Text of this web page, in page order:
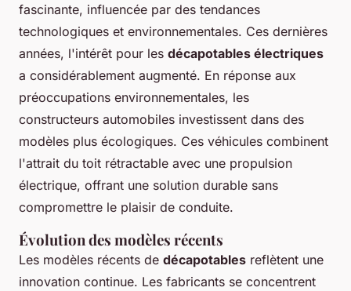
fascinante, influencée par des tendances
technologiques et environnementales. Ces dernières
années, l'intérêt pour les décapotables électriques
a considérablement augmenté. En réponse aux
préoccupations environnementales, les
constructeurs automobiles investissent dans des
modèles plus écologiques. Ces véhicules combinent
l'attrait du toit rétractable avec une propulsion
électrique, offrant une solution durable sans
compromettre le plaisir de conduite.
Évolution des modèles récents
Les modèles récents de décapotables reflètent une
innovation continue. Les fabricants se concentrent